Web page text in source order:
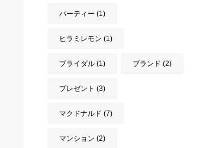
パーティー (1)
ヒラミレモン (1)
ブライダル (1) ブランド (2)
プレゼント (3)
マクドナルド (7)
マンション (2)